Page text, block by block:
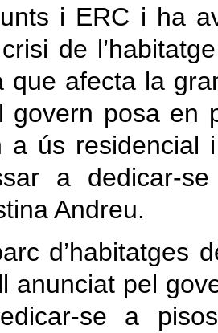
i ERC i ha
de
que afecta la
govern posa en
a ús residencial
a dedicar-
Andreu.
d’habitatges
anunciat pel
se a